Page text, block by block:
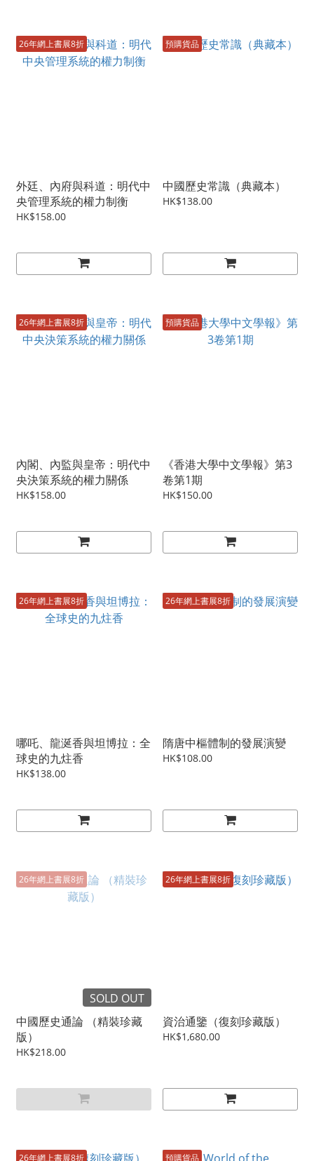
26年網上書展8折
外廷、內府與科道：明代中
央管理系統的權力制衡
HK$158.00
預購貨品
中國歷史常識（典藏本）
HK$138.00
26年網上書展8折
內閣、內監與皇帝：明代中
央決策系統的權力關係
HK$158.00
預購貨品
《香港大學中文學報》第3
卷第1期
HK$150.00
26年網上書展8折
哪吒、龍涎香與坦博拉：全
球史的九炷香
HK$138.00
26年網上書展8折
隋唐中樞體制的發展演變
HK$108.00
26年網上書展8折
SOLD OUT
中國歷史通論 （精裝珍藏
版）
HK$218.00
26年網上書展8折
資治通鑒（復刻珍藏版）
HK$1,680.00
26年網上書展8折 預購貨品